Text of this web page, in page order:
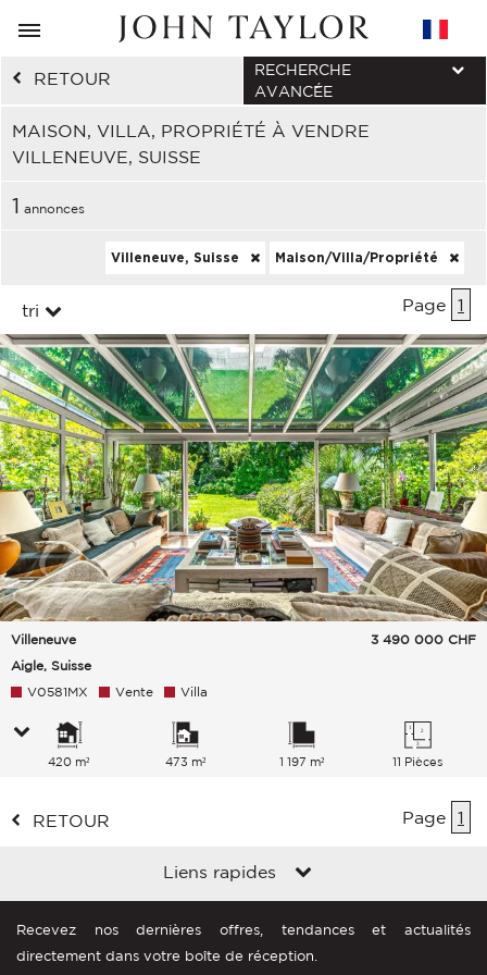
RETOUR
MAISON, VILLA, PROPRIÉTÉ À VENDRE
VILLENEUVE, SUISSE
RECHERCHE
AVANCÉE
1 annonces
Villeneuve, Suisse Maison/Villa/Propriété
tri Page 1
Villeneuve
Aigle, Suisse
3 490 000 CHF
V0581MX Vente Villa
420 m² 473 m² 1 197 m² 11 Pièces
RETOUR Page 1
Liens rapides
Recevez nos dernières offres, tendances et actualités
directement dans votre boîte de réception.